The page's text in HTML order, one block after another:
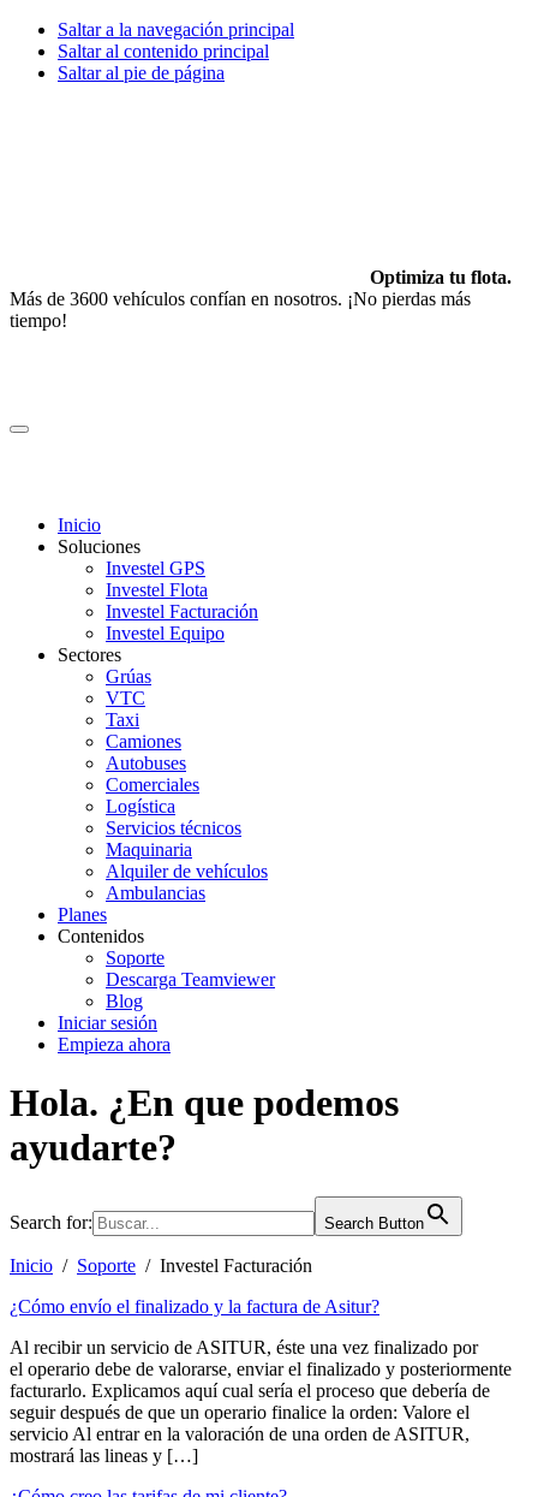
Saltar a la navegación principal
Saltar al contenido principal
Saltar al pie de página
Optimiza tu flota.
Más de 3600 vehículos confían en nosotros. ¡No pierdas más
tiempo!
Inicio
Soluciones
Investel GPS
Investel Flota
Investel Facturación
Investel Equipo
Sectores
Grúas
VTC
Taxi
Camiones
Autobuses
Comerciales
Logística
Servicios técnicos
Maquinaria
Alquiler de vehículos
Ambulancias
Planes
Contenidos
Soporte
Descarga Teamviewer
Blog
Iniciar sesión
Empieza ahora
Hola. ¿En que podemos
ayudarte?
Search for: Search Button
Inicio / Soporte / Investel Facturación
¿Cómo envío el finalizado y la factura de Asitur?
Al recibir un servicio de ASITUR, éste una vez finalizado por
el operario debe de valorarse, enviar el finalizado y posteriormente
facturarlo. Explicamos aquí cual sería el proceso que debería de
seguir después de que un operario finalice la orden: Valore el
servicio Al entrar en la valoración de una orden de ASITUR,
mostrará las lineas y […]